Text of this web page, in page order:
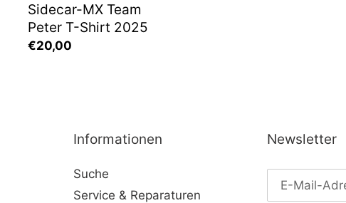
Sidecar-MX Team
Peter T-Shirt 2025
Normaler
€20,00
Informationen
Suche
Service & Reparaturen
Newsletter